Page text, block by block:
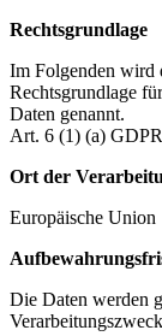
Rechtsgrundlage
Im Folgenden wird
Rechtsgrundlage
Daten genannt.
Art. 6 (1) (a) GDPR
Ort der
Europäische Union
Die Daten werden